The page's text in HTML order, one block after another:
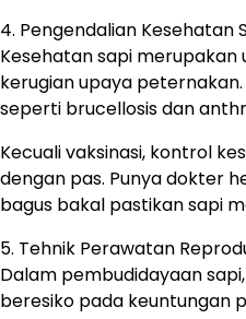
4. Pengendalian Kesehatan
Kesehatan sapi
kerugian upaya
seperti brucellosis dan
Kecuali vaksinasi, kontrol
dengan pas. Punya dokter
bagus bakal pastikan sapi
5. Tehnik Perawatan
Dalam pembudidayaan
beresiko pada keuntungan